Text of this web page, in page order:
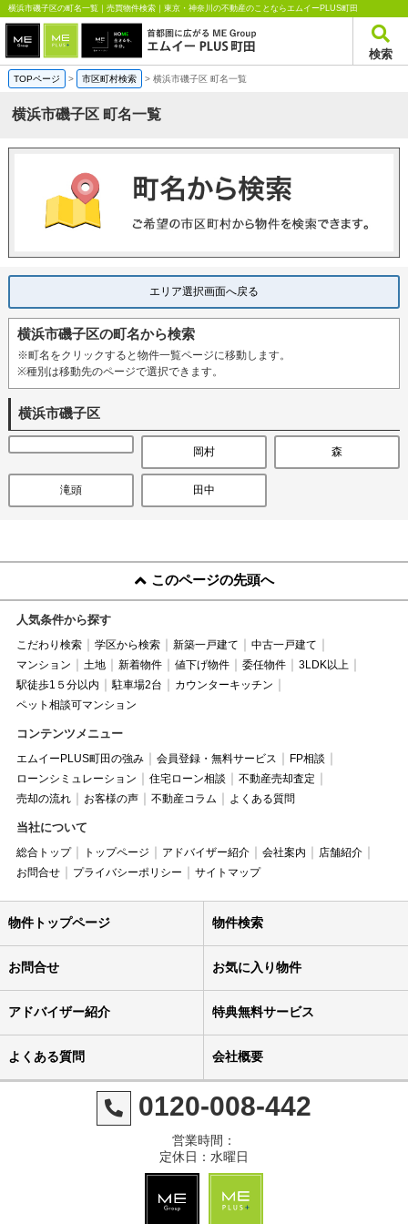
横浜市磯子区の町名一覧｜売買物件検索｜東京・神奈川の不動産のことならエムイーPLUS町田
検索
TOPページ > 市区町村検索 > 横浜市磯子区 町名一覧
横浜市磯子区 町名一覧
エリア選択画面へ戻る
横浜市磯子区の町名から検索
※町名をクリックすると物件一覧ページに移動します。
※種別は移動先のページで選択できます。
横浜市磯子区
岡村 森
滝頭 田中
このページの先頭へ
人気条件から探す
こだわり検索 学区から検索 新築一戸建て
中古一戸建て
マンション
土地 新着物件 値下げ物件 委任物件
3LDK以上
駅徒歩1５分以内
駐車場2台
カウンターキッチン
ペット相談可マンション
コンテンツメニュー
エムイーPLUS町田の強み 会員登録・無料サービス
FP相談
ローンシミュレーション
住宅ローン相談
不動産売却査定
売却の流れ
お客様の声 不動産コラム よくある質問
当社について
総合トップ トップページ アドバイザー紹介 会社案内
店舗紹介
お問合せ
プライバシーポリシー サイトマップ
物件トップページ 物件検索
お問合せ お気に入り物件
アドバイザー紹介 特典無料サービス
よくある質問 会社概要
0120-008-442
営業時間：
定休日：水曜日